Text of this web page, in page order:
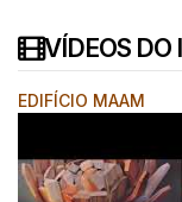
VÍDEOS DO
EDIFÍCIO MAAM